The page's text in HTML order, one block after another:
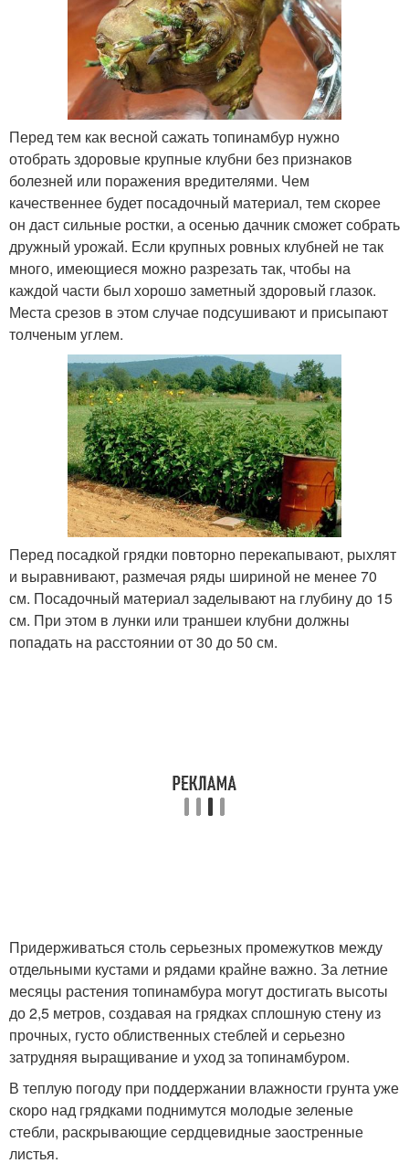
Перед тем как весной сажать топинамбур нужно
отобрать здоровые крупные клубни без признаков
болезней или поражения вредителями. Чем
качественнее будет посадочный материал, тем скорее
он даст сильные ростки, а осенью дачник сможет собрать
дружный урожай. Если крупных ровных клубней не так
много, имеющиеся можно разрезать так, чтобы на
каждой части был хорошо заметный здоровый глазок.
Места срезов в этом случае подсушивают и присыпают
толченым углем.
Перед посадкой грядки повторно перекапывают, рыхлят
и выравнивают, размечая ряды шириной не менее 70
см. Посадочный материал заделывают на глубину до 15
см. При этом в лунки или траншеи клубни должны
попадать на расстоянии от 30 до 50 см.
Придерживаться столь серьезных промежутков между
отдельными кустами и рядами крайне важно. За летние
месяцы растения топинамбура могут достигать высоты
до 2,5 метров, создавая на грядках сплошную стену из
прочных, густо облиственных стеблей и серьезно
затрудняя выращивание и уход за топинамбуром.
В теплую погоду при поддержании влажности грунта уже
скоро над грядками поднимутся молодые зеленые
стебли, раскрывающие сердцевидные заостренные
листья.